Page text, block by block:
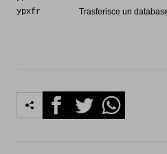
ypxfr
Trasferisce un
FacebookTwitterWhatsapp